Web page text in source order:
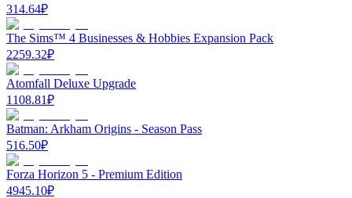
314.64₽
The Sims™ 4 Businesses & Hobbies Expansion Pack
2259.32₽
Atomfall Deluxe Upgrade
1108.81₽
Batman: Arkham Origins - Season Pass
516.50₽
Forza Horizon 5 - Premium Edition
4945.10₽